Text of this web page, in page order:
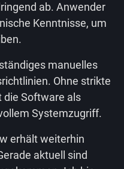
ab. Anwender
Kenntnisse, um
manuelles
Ohne strikte
die Software als
Systemzugriff.
erhält weiterhin
aktuell sind